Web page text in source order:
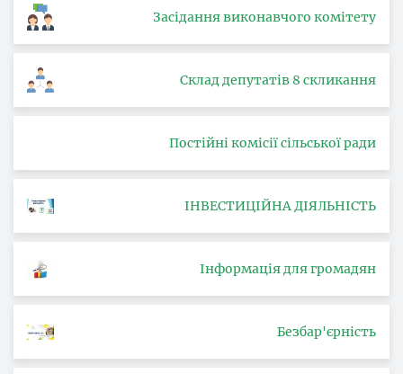
Засідання виконавчого комітету
Склад депутатів 8 скликання
Постійні комісії сільської ради
ІНВЕСТИЦІЙНА ДІЯЛЬНІСТЬ
Інформація для громадян
Безбар'єрність